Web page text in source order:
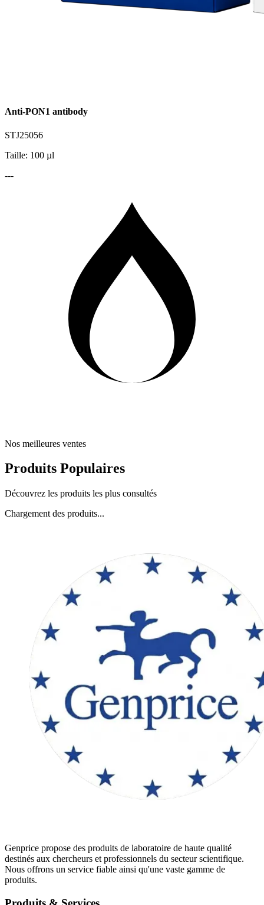
Anti-PON1 antibody
STJ25056
Taille: 100 µl
---
Nos meilleures ventes
Produits Populaires
Découvrez les produits les plus consultés
Chargement des produits...
Genprice propose des produits de laboratoire de haute qualité
destinés aux chercheurs et professionnels du secteur scientifique.
Nous offrons un service fiable ainsi qu'une vaste gamme de
produits.